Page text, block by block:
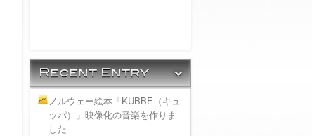
ノルウェー絵本「KUBBE（キュ
ッパ）」映像化の音楽を作りま
した